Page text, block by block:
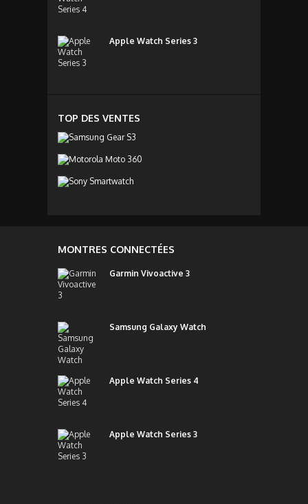
Apple Watch Series 3
TOP DES VENTES
MONTRES CONNECTÉES
Garmin Vivoactive 3
Samsung Galaxy Watch
Apple Watch Series 4
Apple Watch Series 3